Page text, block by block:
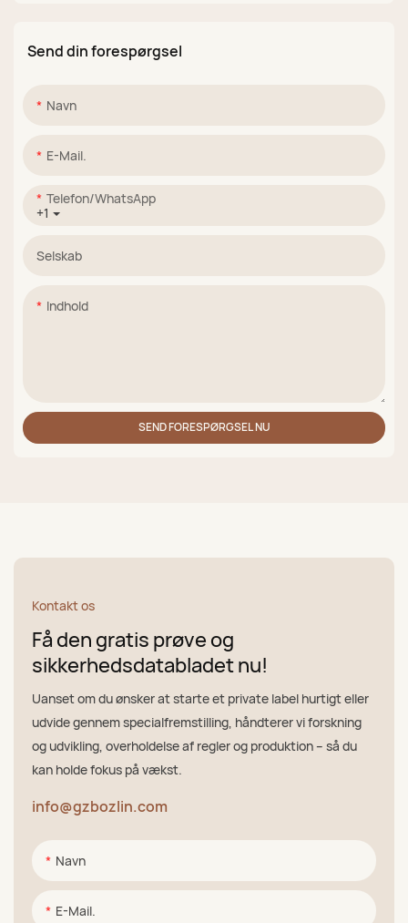
Send din forespørgsel
Navn
E-Mail.
+1
Telefon/WhatsApp
Selskab
Indhold
SEND FORESPØRGSEL NU
Kontakt os
Få den gratis prøve og
sikkerhedsdatabladet nu!
Uanset om du ønsker at starte et private label hurtigt eller
udvide gennem specialfremstilling, håndterer vi forskning
og udvikling, overholdelse af regler og produktion – så du
kan holde fokus på vækst.
info@gzbozlin.com
Navn
E-Mail.